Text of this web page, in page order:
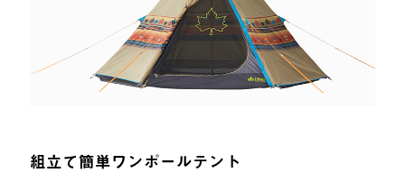
組立て簡単ワンポールテント